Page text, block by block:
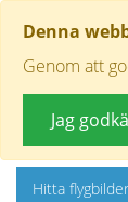
Denna
Genom att
Jag
Hitta